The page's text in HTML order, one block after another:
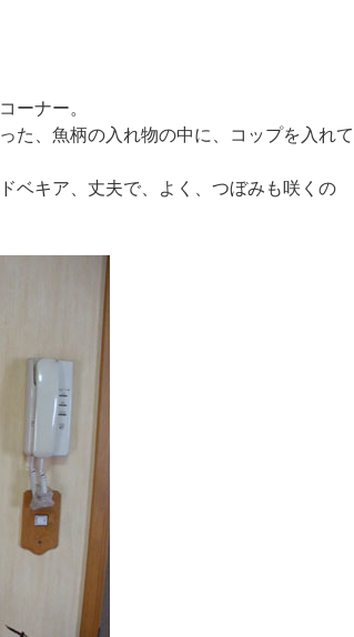
ーナー。
た、魚柄の入れ物の中に、コップを入れて
ベキア、丈夫で、よく、つぼみも咲くの